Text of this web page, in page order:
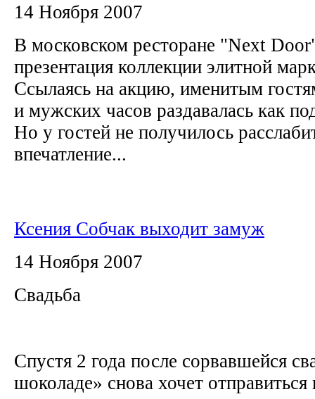
14 Ноября 2007
В московском ресторане "Next
презентация коллекции элитной
Ссылаясь на акцию, именитым
и мужских часов раздавалась как
Но у гостей не получилось
впечатление...
Ксения Собчак выходит замуж
14 Ноября 2007
Свадьба
Cпустя 2 года после сорвавшейся
шоколаде» снова хочет отправиться